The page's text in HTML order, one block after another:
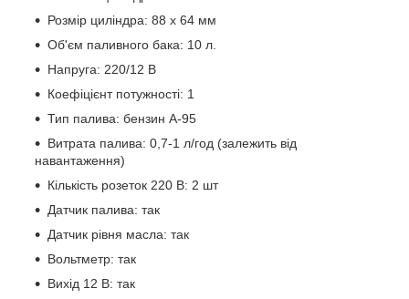
Розмір циліндра: 88 х 64 мм
Об'єм паливного бака: 10 л.
Напруга: 220/12 В
Коефіцієнт потужності: 1
Тип палива: бензин А-95
Витрата палива: 0,7-1 л/год (залежить від
навантаження)
Кількість розеток 220 В: 2 шт
Датчик палива: так
Датчик рівня масла: так
Вольтметр: так
Вихід 12 В: так